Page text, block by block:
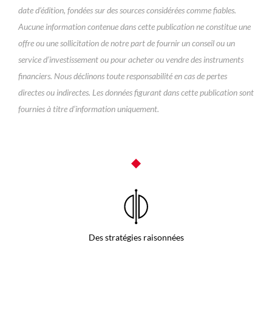
date d’édition, fondées sur des sources considérées comme fiables.
Aucune information contenue dans cette publication ne constitue une
offre ou une sollicitation de notre part de fournir un conseil ou un
service d’investissement ou pour acheter ou vendre des instruments
financiers. Nous déclinons toute responsabilité en cas de pertes
directes ou indirectes. Les données figurant dans cette publication sont
fournies à titre d’information uniquement.
◆
Des stratégies raisonnées